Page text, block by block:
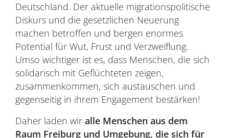
Deutschland. Der aktuelle migrationspolitische
Diskurs und die gesetzlichen Neuerung
machen betroffen und bergen enormes
Potential für Wut, Frust und Verzweiflung.
Umso wichtiger ist es, dass Menschen, die sich
solidarisch mit Geflüchteten zeigen,
zusammenkommen, sich austauschen und
gegenseitig in ihrem Engagement bestärken!
Daher laden wir alle Menschen aus dem
Raum Freiburg und Umgebung, die sich für